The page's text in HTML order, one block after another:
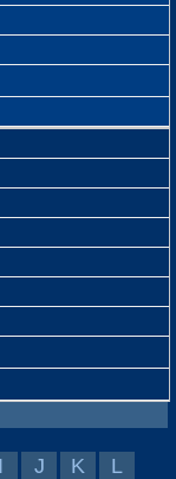
I J K
L